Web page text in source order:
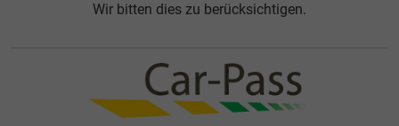
Wir bitten dies zu berücksichtigen.